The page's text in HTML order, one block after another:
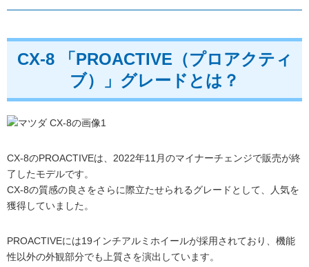
CX-8 「PROACTIVE（プロアクティ
ブ）」グレードとは？
CX-8のPROACTIVEは、2022年11月のマイナーチェンジで販売が終
了したモデルです。
CX-8の質感の良さをさらに際立たせられるグレードとして、人気を
獲得していました。
PROACTIVEには19インチアルミホイールが採用されており、機能
性以外の外観部分でも上質さを演出しています。